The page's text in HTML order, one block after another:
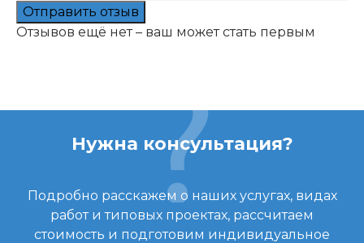
Отправить отзыв
Отзывов ещё нет – ваш может стать первым
Нужна консультация?
Подробно расскажем о наших услугах, видах
работ и типовых проектах, рассчитаем
стоимость и подготовим индивидуальное